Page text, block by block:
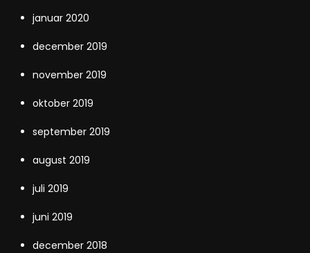
januar 2020
december 2019
november 2019
oktober 2019
september 2019
august 2019
juli 2019
juni 2019
december 2018